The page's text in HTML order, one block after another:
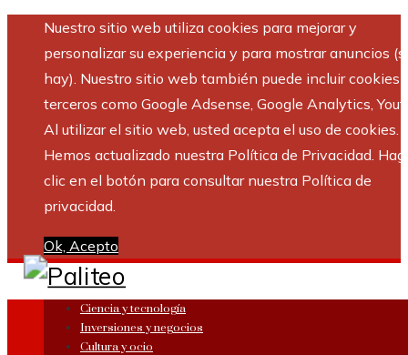
Nuestro sitio web utiliza cookies para mejorar y
personalizar su experiencia y para mostrar anuncios
hay). Nuestro sitio web también puede incluir cookies
terceros como Google Adsense, Google Analytics,
Al utilizar el sitio web, usted acepta el uso de cookies.
Hemos actualizado nuestra Política de Privacidad.
clic en el botón para consultar nuestra Política de
privacidad.
Ok, Acepto
Ciencia y tecnología
Inversiones y negocios
Cultura y ocio